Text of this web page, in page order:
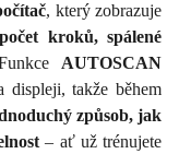
, který zobrazuje
kroků, spálené
AUTOSCAN
displeji, takže během
způsob, jak
– ať už trénujete